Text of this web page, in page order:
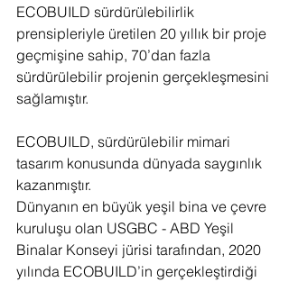
ECOBUILD sürdürülebilirlik
prensipleriyle üretilen 20 yıllık bir proje
geçmişine sahip, 70’dan fazla
sürdürülebilir projenin gerçekleşmesini
sağlamıştır.
ECOBUILD, sürdürülebilir mimari
tasarım konusunda dünyada saygınlık
kazanmıştır.
Dünyanın en büyük yeşil bina ve çevre
kuruluşu olan USGBC - ABD Yeşil
Binalar Konseyi jürisi tarafından, 2020
yılında ECOBUILD’in gerçekleştirdiği